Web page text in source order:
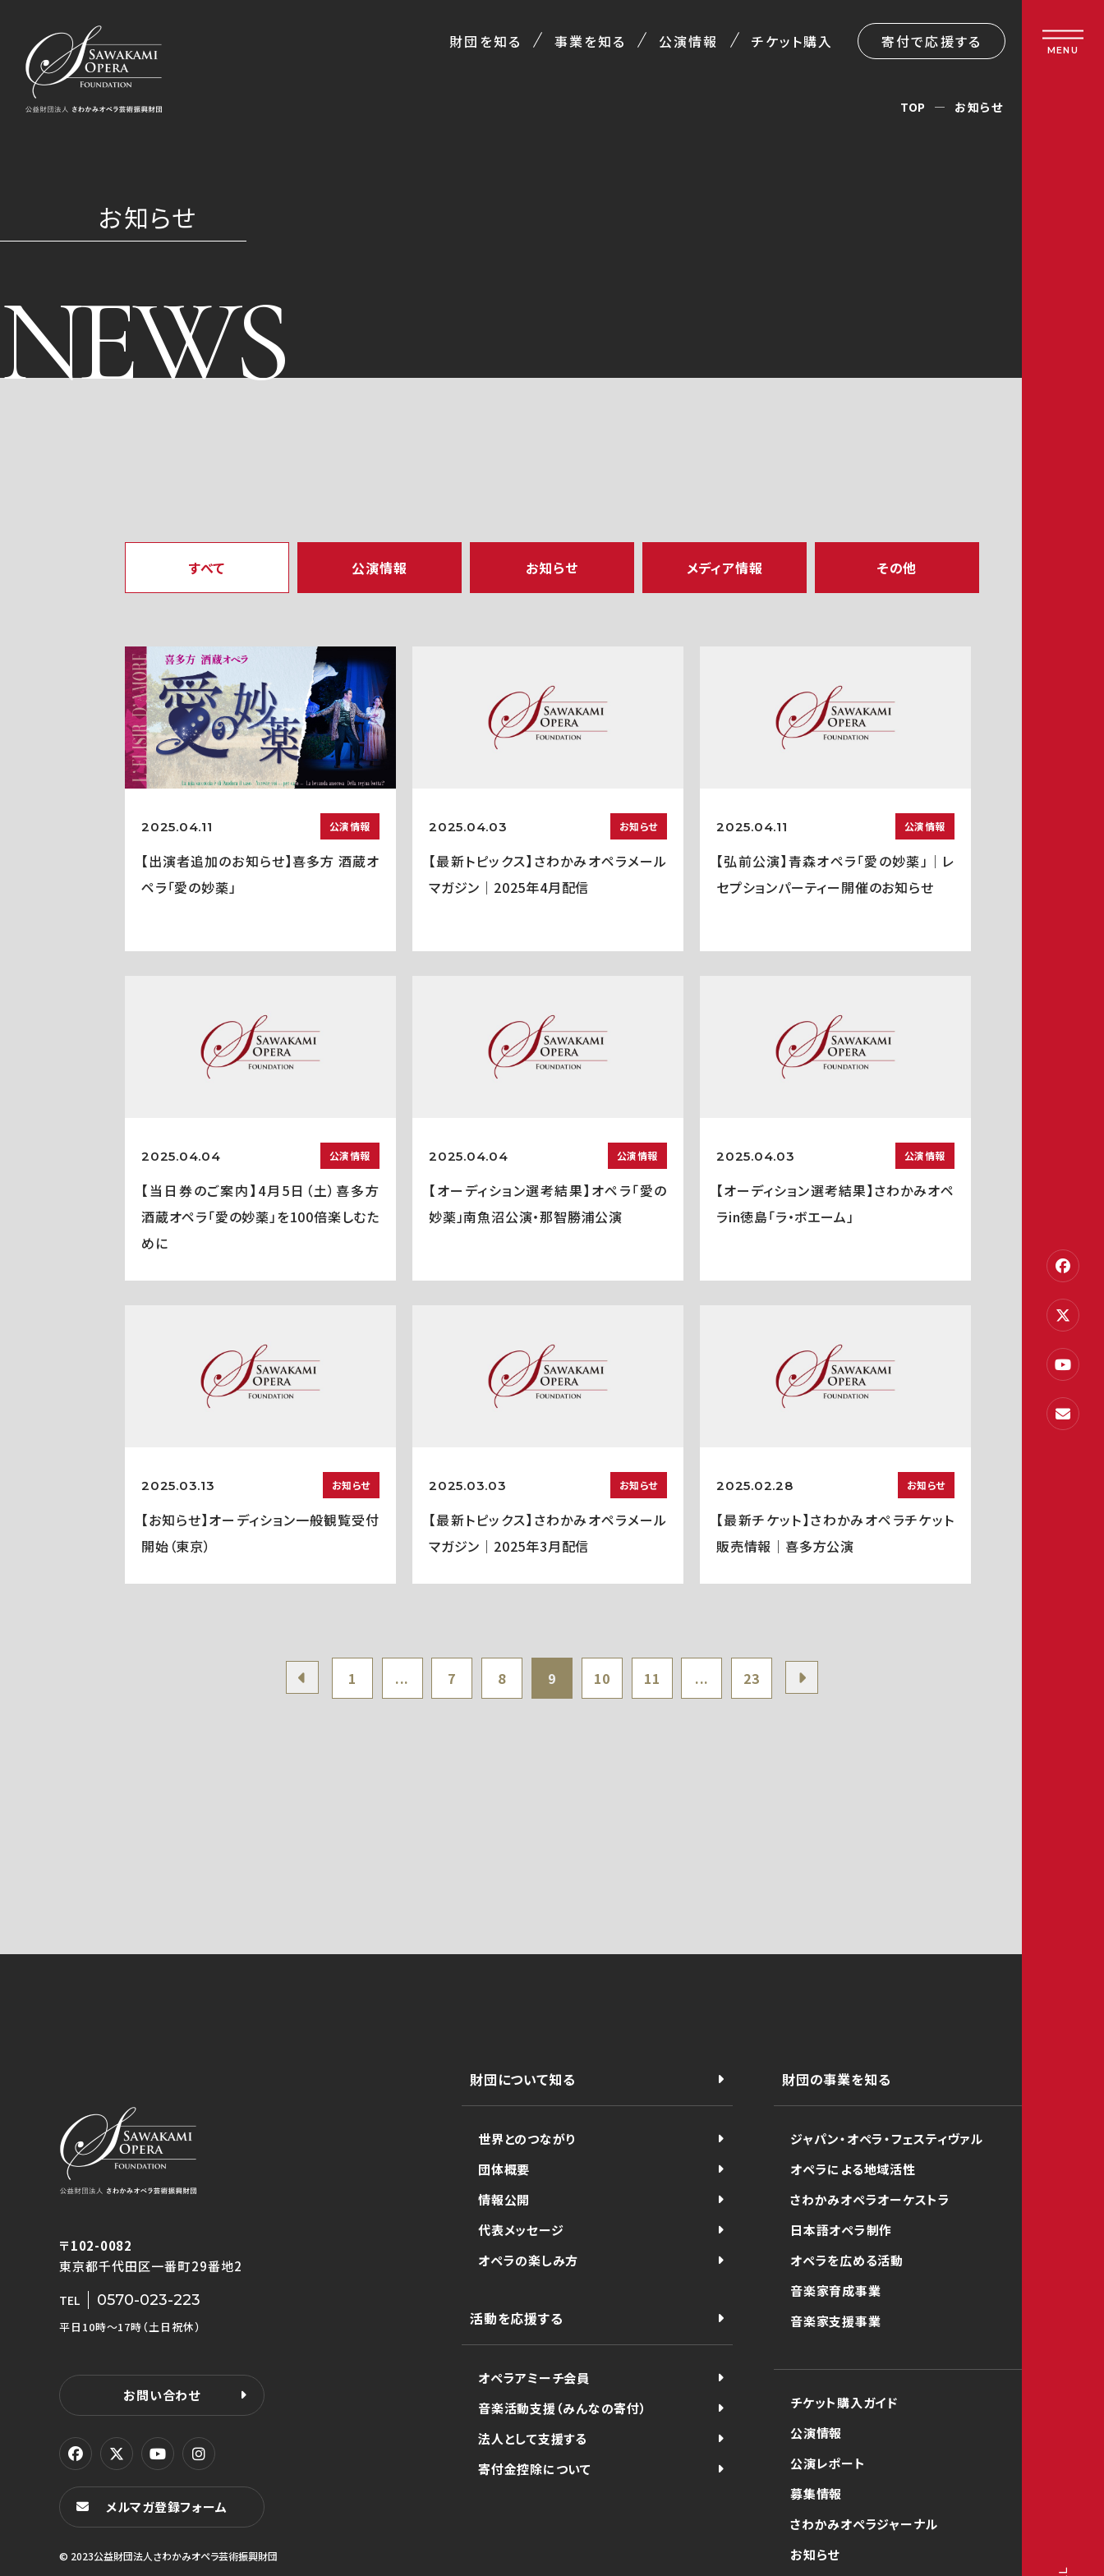
財団を知る 事業を知る 公演情報 チケット購入 寄付で応援する MENU
お知らせ
NEWS
TOP お知らせ
すべて 公演情報 お知らせ メディア情報 その他
2025.04.11 公演情報
【出演者追加のお知らせ】喜多方 酒蔵オ
ペラ「愛の妙薬」
2025.04.03 お知らせ
【最新トピックス】さわかみオペラメール
マガジン｜2025年4月配信
2025.04.11 公演情報
【弘前公演】青森オペラ「愛の妙薬」｜レ
セプションパーティー開催のお知らせ
2025.04.04 公演情報
【当日券のご案内】4月5日（土）喜多方
酒蔵オペラ「愛の妙薬」を100倍楽しむた
めに
2025.04.04 公演情報
【オーディション選考結果】オペラ「愛の
妙薬」南魚沼公演・那智勝浦公演
2025.04.03 公演情報
【オーディション選考結果】さわかみオペ
ラin徳島「ラ・ボエーム」
2025.03.13 お知らせ
【お知らせ】オーディション一般観覧受付
開始（東京）
2025.03.03 お知らせ
【最新トピックス】さわかみオペラメール
マガジン｜2025年3月配信
2025.02.28 お知らせ
【最新チケット】さわかみオペラチケット
販売情報｜喜多方公演
1 ... 7 8 9 10 11 ... 23
〒102-0082
東京都千代田区一番町29番地2
TEL 0570-023-223
平日10時〜17時（土日祝休）
お問い合わせ
メルマガ登録フォーム
© 2023公益財団法人さわかみオペラ芸術振興財団
財団について知る
世界とのつながり
団体概要
情報公開
代表メッセージ
オペラの楽しみ方
活動を応援する
オペラアミーチ会員
音楽活動支援（みんなの寄付）
法人として支援する
寄付金控除について
財団の事業を知る
ジャパン・オペラ・フェスティヴァル
オペラによる地域活性
さわかみオペラオーケストラ
日本語オペラ制作
オペラを広める活動
音楽家育成事業
音楽家支援事業
チケット購入ガイド
公演情報
公演レポート
募集情報
さわかみオペラジャーナル
お知らせ